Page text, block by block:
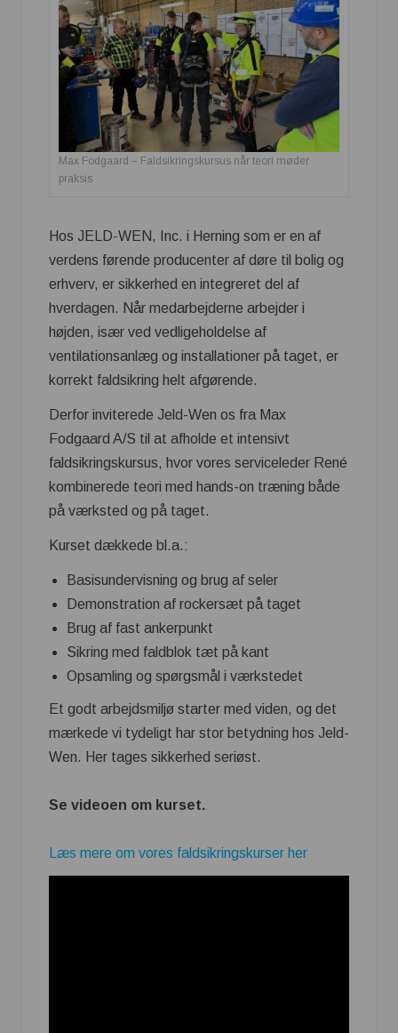
Max Fodgaard – Faldsikringskursus når teori møder
praksis
Hos JELD-WEN, Inc. i Herning som er en af
verdens førende producenter af døre til bolig og
erhverv, er sikkerhed en integreret del af
hverdagen. Når medarbejderne arbejder i
højden, især ved vedligeholdelse af
ventilationsanlæg og installationer på taget, er
korrekt faldsikring helt afgørende.
Derfor inviterede Jeld-Wen os fra Max
Fodgaard A/S til at afholde et intensivt
faldsikringskursus, hvor vores serviceleder René
kombinerede teori med hands-on træning både
på værksted og på taget.
Kurset dækkede bl.a.:
Basisundervisning og brug af seler
Demonstration af rockersæt på taget
Brug af fast ankerpunkt
Sikring med faldblok tæt på kant
Opsamling og spørgsmål i værkstedet
Et godt arbejdsmiljø starter med viden, og det
mærkede vi tydeligt har stor betydning hos Jeld-
Wen. Her tages sikkerhed seriøst.
Se videoen om kurset.
Læs mere om vores faldsikringskurser her